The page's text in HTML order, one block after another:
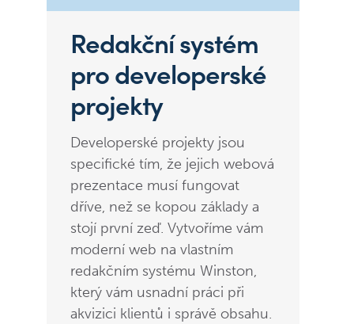
Redakční systém
pro developerské
projekty
Developerské projekty jsou
specifické tím, že jejich webová
prezentace musí fungovat
dříve, než se kopou základy a
stojí první zeď. Vytvoříme vám
moderní web na vlastním
redakčním systému Winston,
který vám usnadní práci při
akvizici klientů i správě obsahu.